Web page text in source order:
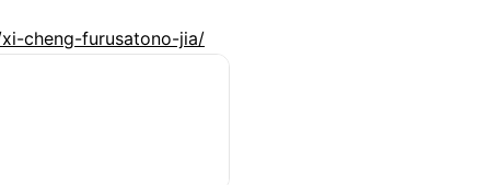
cheng-furusatono-jia/